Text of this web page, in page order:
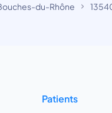
du-Rhône
Patients